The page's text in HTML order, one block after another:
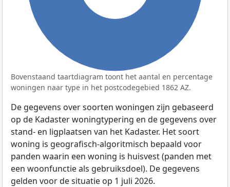
Bovenstaand taartdiagram toont het aantal en percentage
woningen naar type in het postcodegebied 1862 AZ.
De gegevens over soorten woningen zijn gebaseerd
op de Kadaster woningtypering en de gegevens over
stand- en ligplaatsen van het Kadaster. Het soort
woning is geografisch-algoritmisch bepaald voor
panden waarin een woning is huisvest (panden met
een woonfunctie als gebruiksdoel). De gegevens
gelden voor de situatie op 1 juli 2026.